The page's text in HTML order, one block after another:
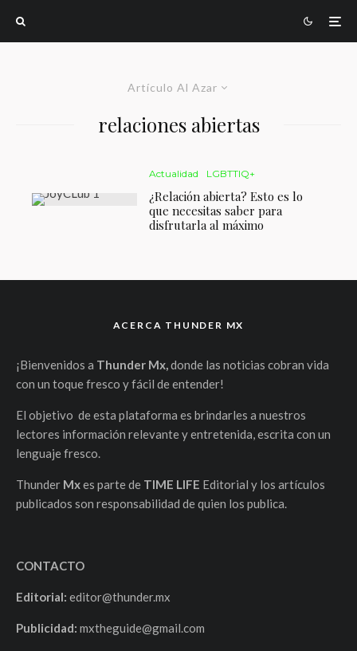
Artículo Al Azar
relaciones abiertas
Actualidad LGBTTIQ+
¿Relación abierta? Esto es lo
que necesitas saber para
disfrutarla al máximo
ACERCA THUNDER MX
¡Bienvenidos a Thunder Mx,donde las noticias cobran vida
con un toque fresco y fácil de entender!
El objetivo de esta plataforma es brindarles a nuestros
lectores información relevante y entretenida, escrita con un
lenguaje fresco.
Thunder Mxes parte de TIME LIFE Editorial y los artículos
publicados son responsabilidad de quien los publica.
CONTACTO
Editorial: editor@thunder.mx
Publicidad: mxtheguide@gmail.com